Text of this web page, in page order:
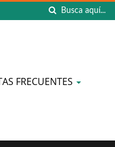
FRECUENTES